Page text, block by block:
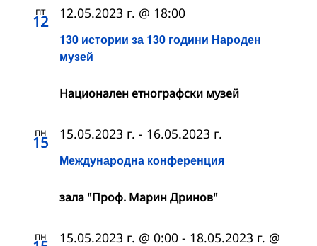
пт
12
130 истории за 130 години Народен
музей
12.05.2023 г. @ 18:00
Националeн етнографски музей
пн
15
Международна конференция
15.05.2023 г. - 16.05.2023 г.
зала "Проф. Марин Дринов"
пн 15.05.2023 г. @ 0:00 - 18.05.2023 г. @